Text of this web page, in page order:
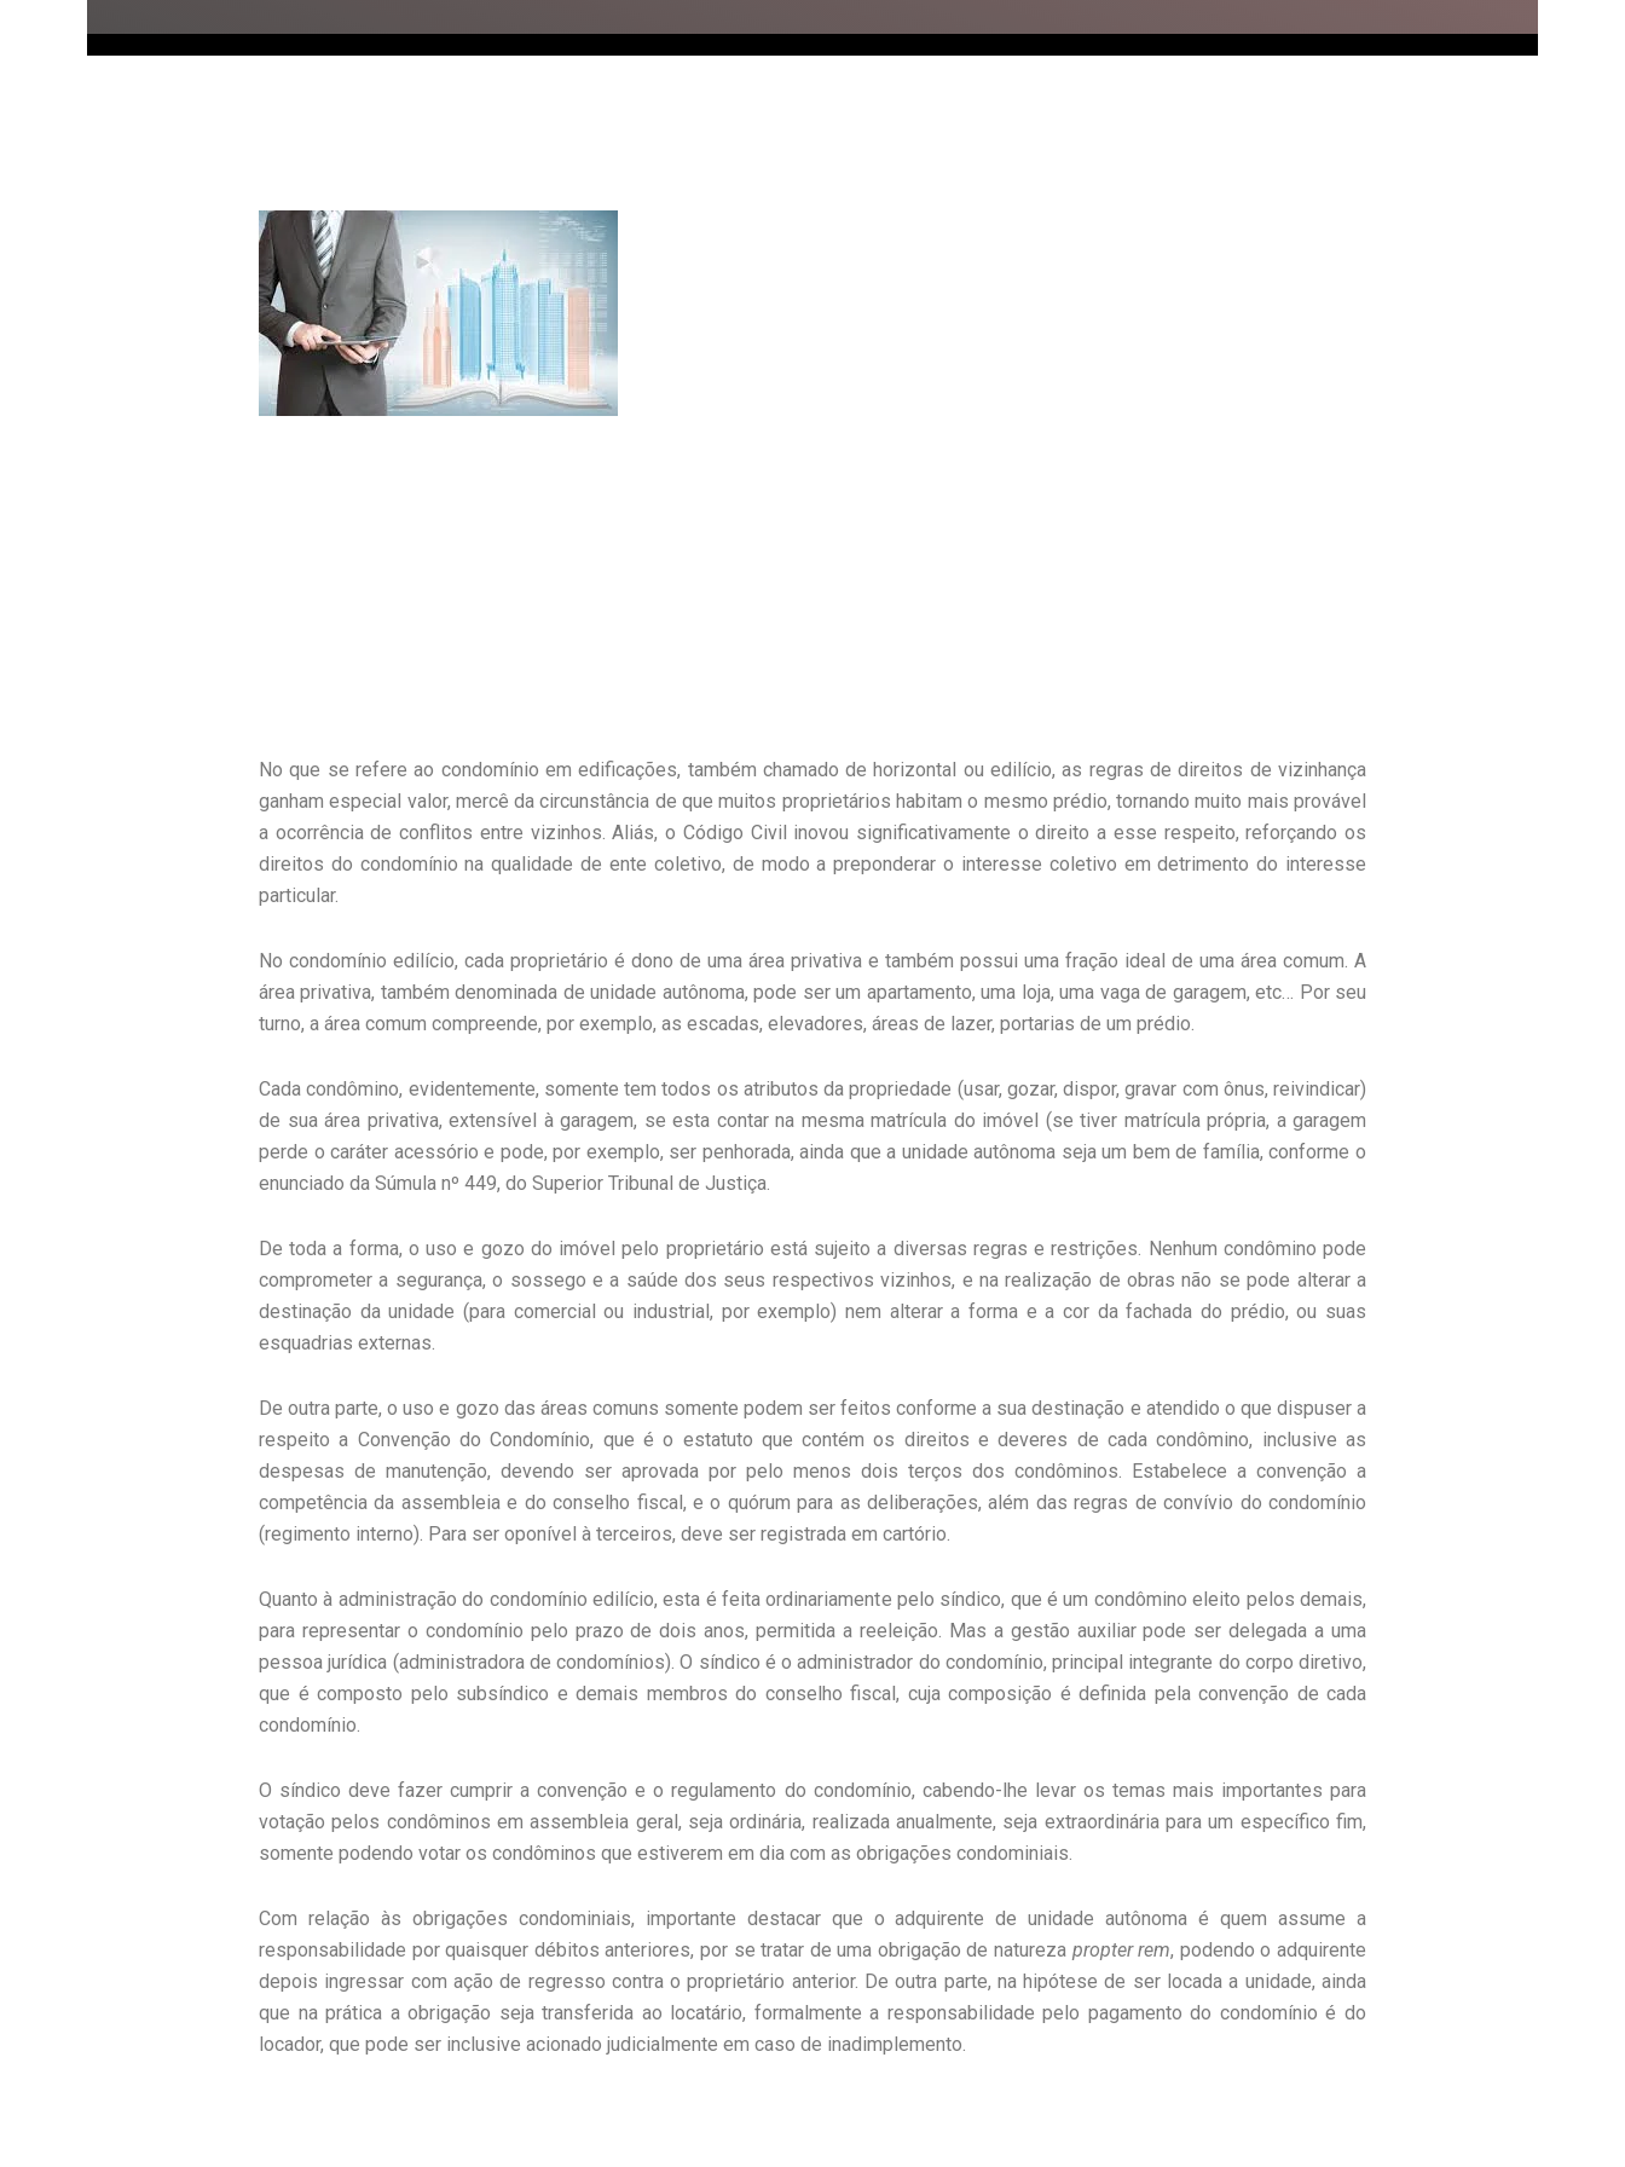
No que se refere ao condomínio em edificações, também chamado de horizontal ou edilício, as regras de direitos de vizinhança
ganham especial valor, mercê da circunstância de que muitos proprietários habitam o mesmo prédio, tornando muito mais provável
a ocorrência de conflitos entre vizinhos. Aliás, o Código Civil inovou significativamente o direito a esse respeito, reforçando os
direitos do condomínio na qualidade de ente coletivo, de modo a preponderar o interesse coletivo em detrimento do interesse
particular.
No condomínio edilício, cada proprietário é dono de uma área privativa e também possui uma fração ideal de uma área comum. A
área privativa, também denominada de unidade autônoma, pode ser um apartamento, uma loja, uma vaga de garagem, etc… Por seu
turno, a área comum compreende, por exemplo, as escadas, elevadores, áreas de lazer, portarias de um prédio.
Cada condômino, evidentemente, somente tem todos os atributos da propriedade (usar, gozar, dispor, gravar com ônus, reivindicar)
de sua área privativa, extensível à garagem, se esta contar na mesma matrícula do imóvel (se tiver matrícula própria, a garagem
perde o caráter acessório e pode, por exemplo, ser penhorada, ainda que a unidade autônoma seja um bem de família, conforme o
enunciado da Súmula nº 449, do Superior Tribunal de Justiça.
De toda a forma, o uso e gozo do imóvel pelo proprietário está sujeito a diversas regras e restrições. Nenhum condômino pode
comprometer a segurança, o sossego e a saúde dos seus respectivos vizinhos, e na realização de obras não se pode alterar a
destinação da unidade (para comercial ou industrial, por exemplo) nem alterar a forma e a cor da fachada do prédio, ou suas
esquadrias externas.
De outra parte, o uso e gozo das áreas comuns somente podem ser feitos conforme a sua destinação e atendido o que dispuser a
respeito a Convenção do Condomínio, que é o estatuto que contém os direitos e deveres de cada condômino, inclusive as
despesas de manutenção, devendo ser aprovada por pelo menos dois terços dos condôminos. Estabelece a convenção a
competência da assembleia e do conselho fiscal, e o quórum para as deliberações, além das regras de convívio do condomínio
(regimento interno). Para ser oponível à terceiros, deve ser registrada em cartório.
Quanto à administração do condomínio edilício, esta é feita ordinariamente pelo síndico, que é um condômino eleito pelos demais,
para representar o condomínio pelo prazo de dois anos, permitida a reeleição. Mas a gestão auxiliar pode ser delegada a uma
pessoa jurídica (administradora de condomínios). O síndico é o administrador do condomínio, principal integrante do corpo diretivo,
que é composto pelo subsíndico e demais membros do conselho fiscal, cuja composição é definida pela convenção de cada
condomínio.
O síndico deve fazer cumprir a convenção e o regulamento do condomínio, cabendo-lhe levar os temas mais importantes para
votação pelos condôminos em assembleia geral, seja ordinária, realizada anualmente, seja extraordinária para um específico fim,
somente podendo votar os condôminos que estiverem em dia com as obrigações condominiais.
Com relação às obrigações condominiais, importante destacar que o adquirente de unidade autônoma é quem assume a
responsabilidade por quaisquer débitos anteriores, por se tratar de uma obrigação de natureza propter rem, podendo o adquirente
depois ingressar com ação de regresso contra o proprietário anterior. De outra parte, na hipótese de ser locada a unidade, ainda
que na prática a obrigação seja transferida ao locatário, formalmente a responsabilidade pelo pagamento do condomínio é do
locador, que pode ser inclusive acionado judicialmente em caso de inadimplemento.